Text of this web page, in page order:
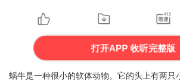
打开APP 收听完整版
蜗牛是一种很小的软体动物。它的头上有两只